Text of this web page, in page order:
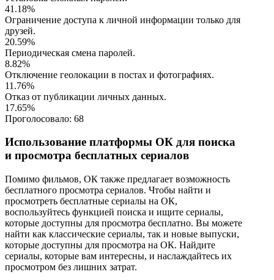
41.18%
Ограничение доступа к личной информации только для
друзей.
20.59%
Периодическая смена паролей.
8.82%
Отключение геолокации в постах и фотографиях.
11.76%
Отказ от публикации личных данных.
17.65%
Проголосовало: 68
Использование платформы ОК для поиска
и просмотра бесплатных сериалов
Помимо фильмов, ОК также предлагает возможность
бесплатного просмотра сериалов. Чтобы найти и
просмотреть бесплатные сериалы на ОК,
воспользуйтесь функцией поиска и ищите сериалы,
которые доступны для просмотра бесплатно. Вы можете
найти как классические сериалы, так и новые выпуски,
которые доступны для просмотра на ОК. Найдите
сериалы, которые вам интересны, и наслаждайтесь их
просмотром без лишних затрат.